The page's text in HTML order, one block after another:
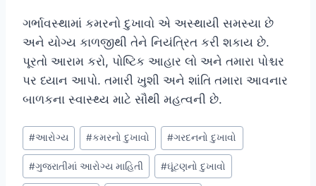
ગર્ભાવસ્થામાં કમરનો દુખાવો એ અસ્થાયી સમસ્યા છે
અને યોગ્ય કાળજીથી તેને નિયંત્રિત કરી શકાય છે.
પૂરતો આરામ કરો, પોષ્ટિક આહાર લો અને તમારા પોશ્ચર
પર ધ્યાન આપો. તમારી ખુશી અને શાંતિ તમારા આવનાર
બાળકના સ્વાસ્થ્ય માટે સૌથી મહત્વની છે.
Post
Tags:
#આરોગ્ય #કમરનો દુખાવો #ગરદનનો દુખાવો
#ગુજરાતીમાં આરોગ્ય માહિતી #ઘૂંટણનો દુખાવો